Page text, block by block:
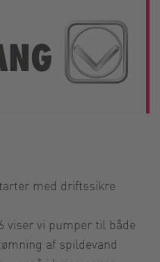
med driftssikre
viser vi pumper til både
af spildevand